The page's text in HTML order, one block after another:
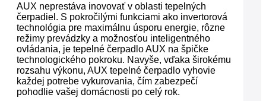
AUX neprestáva inovovať v oblasti tepelných
čerpadiel. S pokročilými funkciami ako invertorová
technológia pre maximálnu úsporu energie, rôzne
režimy prevádzky a možnosťou inteligentného
ovládania, je tepelné čerpadlo AUX na špičke
technologického pokroku. Navyše, vďaka širokému
rozsahu výkonu, AUX tepelné čerpadlo vyhovie
každej potrebe vykurovania, čím zabezpečí
pohodlie vašej domácnosti po celý rok.